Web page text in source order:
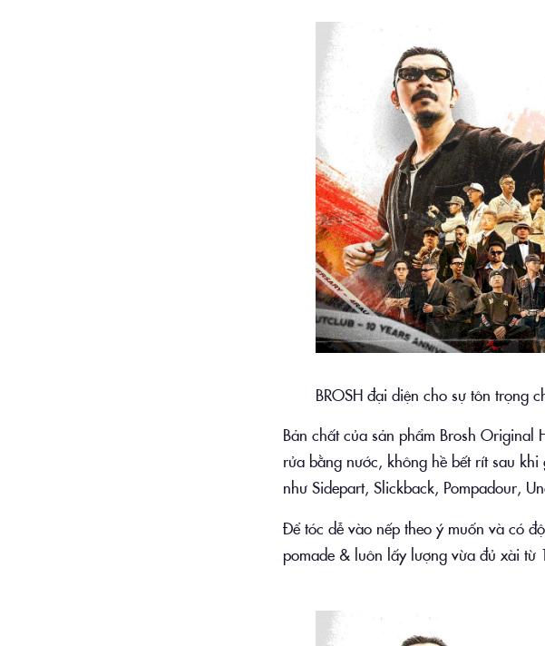
BROSH đại diện cho sự tôn trọng
Bản chất của sản phẩm Brosh Original
rửa bằng nước, không hề bết rít sau
như Sidepart, Slickback, Pompadour,
Để tóc dễ vào nếp theo ý muốn và có
pomade & luôn lấy lượng vừa đủ xài từ